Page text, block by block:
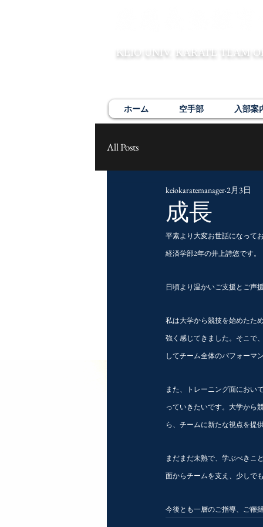
KEIO UNIV. KARATE TEAM
ホーム 空手部 入部案
All Posts
成長
keiokaratemanager 2月3日
平素より大変お世話になって
経済学部2年の井上詩悠です。
日頃より温かいご支援とご声
私は大学から競技を始めたた
強く感じてきました。そこで
してチーム全体のパフォーマ
また、トレーニング面におい
っていきたいです。大学から
ら、チームに新たな視点を提
まだまだ未熟で、学ぶべきこ
面からチームを支え、少しで
今後とも一層のご指導、ご鞭